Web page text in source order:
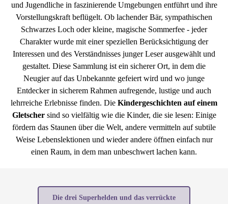
und Jugendliche in faszinierende Umgebungen entführt und ihre
Vorstellungskraft beflügelt. Ob lachender Bär, sympathischen
Schwarzes Loch oder kleine, magische Sommerfee - jeder
Charakter wurde mit einer speziellen Berücksichtigung der
Interessen und des Verständnisses junger Leser ausgewählt und
gestaltet. Diese Sammlung ist ein sicherer Ort, in dem die
Neugier auf das Unbekannte gefeiert wird und wo junge
Entdecker in sicherem Rahmen aufregende, lustige und auch
lehrreiche Erlebnisse finden. Die Kindergeschichten auf einem
Gletschersind so vielfältig wie die Kinder, die sie lesen: Einige
fördern das Staunen über die Welt, andere vermitteln auf subtile
Weise Lebenslektionen und wieder andere öffnen einfach nur
einen Raum, in dem man unbeschwert lachen kann.
Die drei Superhelden und das verrückte